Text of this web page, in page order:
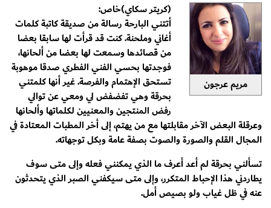
مريم عرجون
(كريتر سكاي)خاص:
أتتني البارحة رسالة من صديقة كاتبة كلمات
أغاني وملحنة. كنت قد قرأت لها سابقا بعضا
من قصائدها وسمعت لها بعضا من ألحانها،
فوجدتها بحسي الفني الفطري صدقا موهوبة
تستحق الإهتمام والفرصة. غير أنها كلمتني
بحرقة وهي تفضفض لي ومعي عن توالي
رفض المنتجين والمعنيين لكلماتها وألحانها
وعرقلة البعض الآخر مقابلتها مع من يهتم، إلى أخر المطبات المعتادة في
المجال القلم والصورة والصوت بصفة عامة وبكل توجهاته.
تسألني بحرقة لم أعد أعرف ما الذي يمكنني فعله وإلى متى سوف
يطاردني هذا الإحباط المتكرر، وإلى متى سيكفني الصبر الذي يتحدثون
عنه في ظل غياب ولو بصيص أمل.